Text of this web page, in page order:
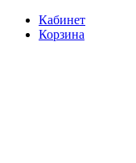
Кабинет
Корзина